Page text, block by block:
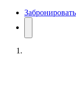
Забронировать